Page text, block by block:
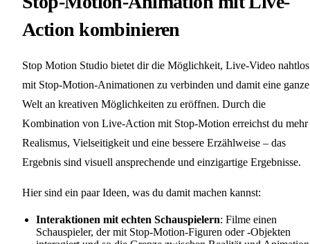
Action kombinieren
Stop Motion Studio bietet dir die Möglichkeit, Live-Video nahtlos
mit Stop-Motion-Animationen zu verbinden und damit eine ganze
Welt an kreativen Möglichkeiten zu eröffnen. Durch die
Kombination von Live-Action mit Stop-Motion erreichst du mehr
Realismus, Vielseitigkeit und eine bessere Erzählweise – das
Ergebnis sind visuell ansprechende und einzigartige Ergebnisse.
Hier sind ein paar Ideen, was du damit machen kannst:
Interaktionen mit echten Schauspielern: Filme einen
Schauspieler, der mit Stop-Motion-Figuren oder -Objekten